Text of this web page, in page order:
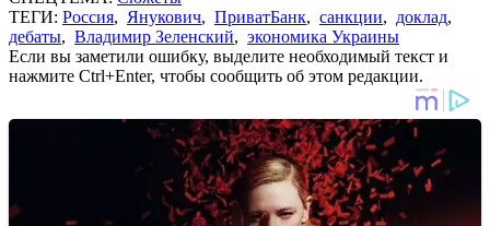
ТЕГИ: Россия, Янукович, ПриватБанк, санкции, доклад,
дебаты, Владимир Зеленский, экономика Украины
Если вы заметили ошибку, выделите необходимый текст и
нажмите Ctrl+Enter, чтобы сообщить об этом редакции.